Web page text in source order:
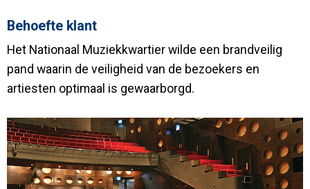
Behoefte klant
Het Nationaal Muziekkwartier wilde een brandveilig
pand waarin de veiligheid van de bezoekers en
artiesten optimaal is gewaarborgd.